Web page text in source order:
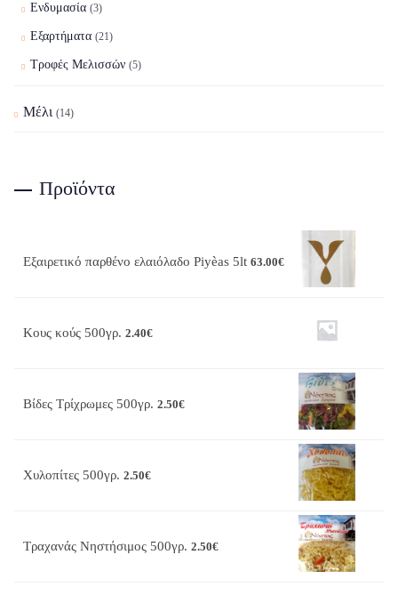
Ενδυμασία (3)
Εξαρτήματα (21)
Τροφές Μελισσών (5)
Μέλι (14)
Προϊόντα
Εξαιρετικό παρθένο ελαιόλαδο Piyèas 5lt 63.00€
Κους κούς 500γρ. 2.40€
Βίδες Τρίχρωμες 500γρ. 2.50€
Χυλοπίτες 500γρ. 2.50€
Τραχανάς Νηστήσιμος 500γρ. 2.50€